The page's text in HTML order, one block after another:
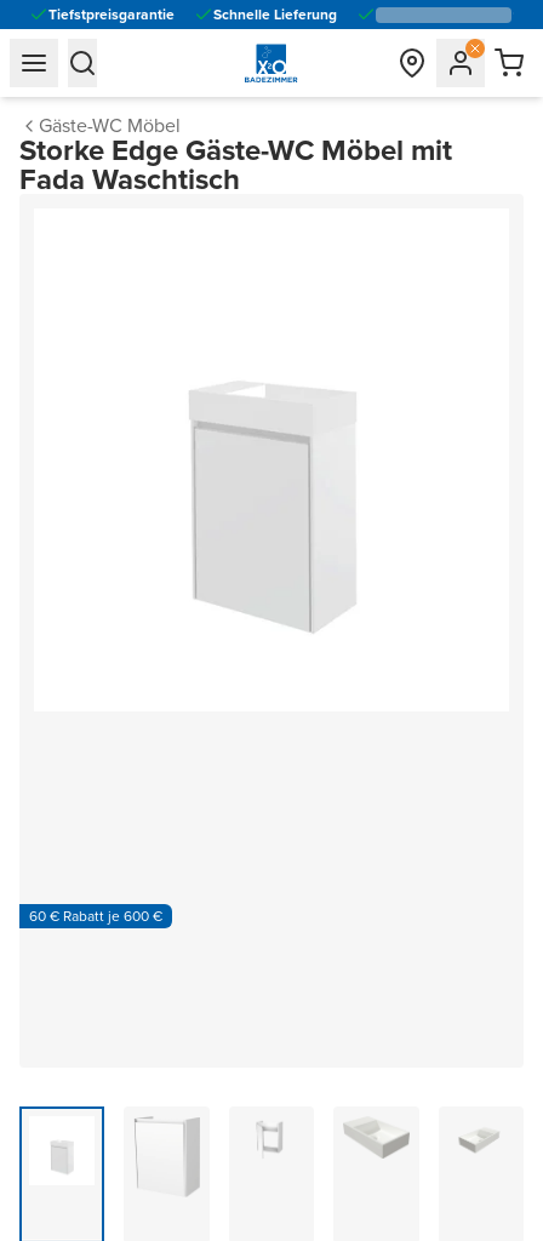
Tiefstpreisgarantie Schnelle Lieferung
general.navigation.toggle_menu.label
general.navigation.toggle_menu.label
Gäste-WC Möbel
Storke Edge Gäste-WC Möbel mit
Fada Waschtisch
60 € Rabatt je 600 €